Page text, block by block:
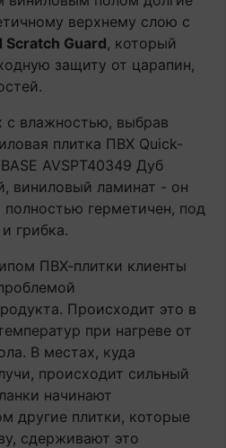
верхнему слою с
Scratch Guard, который
защиту от царапин,
с влажностью, выбрав
плитка ПВХ Quick-
AVSPT40349 Дуб
виниловый ламинат - он
герметичен, под
грибка.
ПВХ-плитки клиенты
Происходит это в
при нагреве от
В местах, куда
происходит сильный
начинают
другие плитки, которые
сдерживают это